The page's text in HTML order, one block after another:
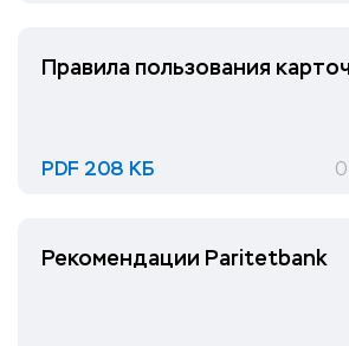
Правила пользования
PDF 208 КБ
Рекомендации Paritetbank